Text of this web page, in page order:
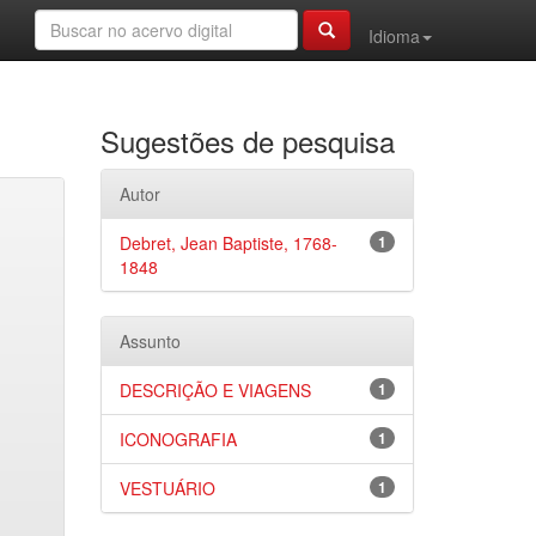
Idioma
Sugestões de pesquisa
Autor
1
Debret, Jean Baptiste, 1768-
1848
Assunto
1
DESCRIÇÃO E VIAGENS
1
ICONOGRAFIA
1
VESTUÁRIO